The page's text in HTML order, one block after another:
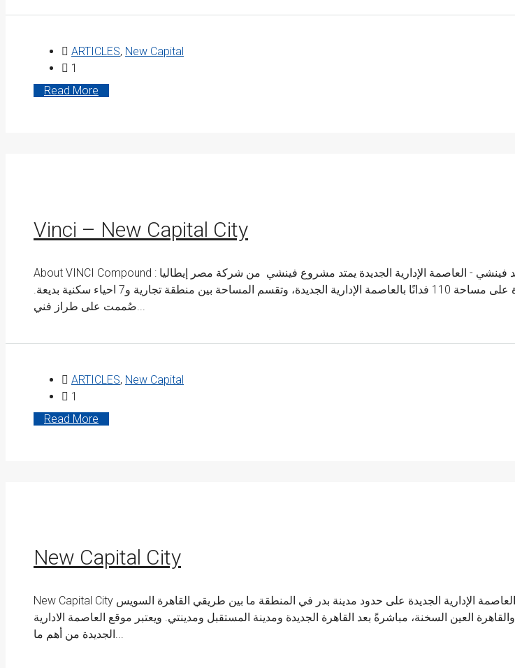
ARTICLES, New Capital
1
Read More
Vinci – New Capital City
About VINCI Compound : كمبوند فينشي - العاصمة الإدارية الجديدة يمتد مشروع فينشي من شركة مصر إيطاليا
الشهيرة على مساحة 110 فدانًا بالعاصمة الإدارية الجديدة، وتقسم المساحة بين منطقة تجارية و7 احياء سكنية بديعة.
ARTICLES, New Capital
1
Read More
New Capital City
New Capital City تقع العاصمة الإدارية الجديدة على حدود مدينة بدر في المنطقة ما بين طريقي القاهرة السويس
والقاهرة العين السخنة، مباشرةً بعد القاهرة الجديدة ومدينة المستقبل ومدينتي. ويعتبر موقع العاصمة الادارية
الجديدة من أهم ما...